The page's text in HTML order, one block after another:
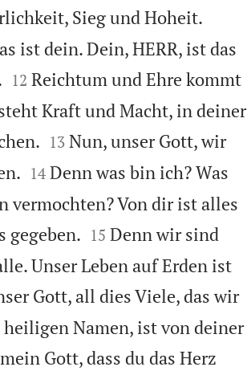
Sieg und Hoheit.
ist dein. Dein, HERR, ist das

12 Reichtum und Ehre kommt
Kraft und Macht, in deiner

13 Nun, unser Gott, wir

14 Denn was bin ich? Was
vermochten? Von dir ist alles
gegeben.
15 Denn wir sind
Unser Leben auf Erden ist
Gott, all dies Viele, das wir
Namen, ist von deiner
Gott, dass du das Herz